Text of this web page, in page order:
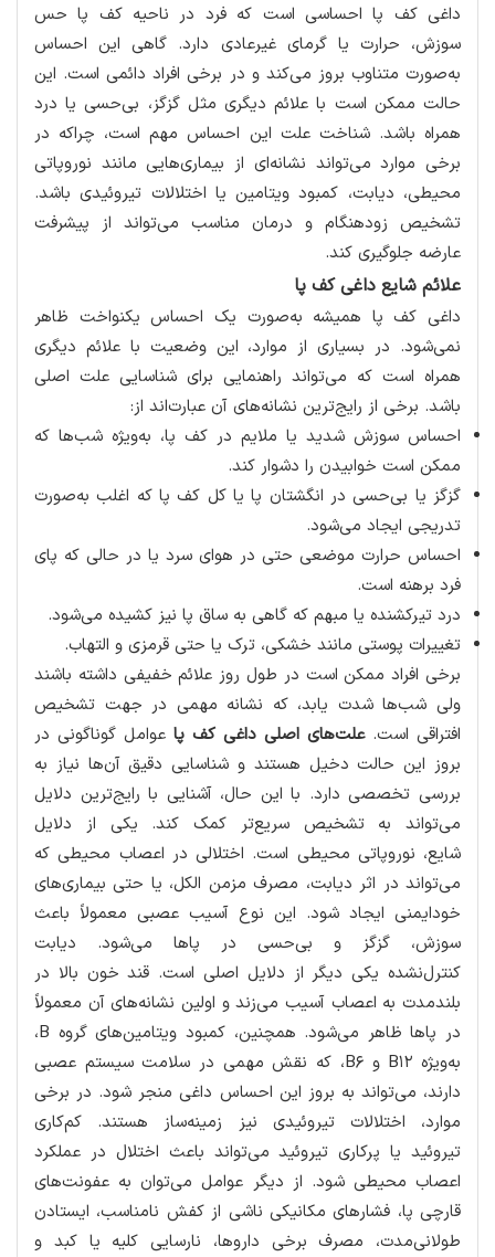
داغی کف پا احساسی است که فرد در ناحیه کف پا حس
سوزش، حرارت یا گرمای غیرعادی دارد. گاهی این احساس
به‌صورت متناوب بروز می‌کند و در برخی افراد دائمی است. این
حالت ممکن است با علائم دیگری مثل گزگز، بی‌حسی یا درد
همراه باشد. شناخت علت این احساس مهم است، چراکه در
برخی موارد می‌تواند نشانه‌ای از بیماری‌هایی مانند نوروپاتی
محیطی، دیابت، کمبود ویتامین یا اختلالات تیروئیدی باشد.
تشخیص زودهنگام و درمان مناسب می‌تواند از پیشرفت
عارضه جلوگیری کند.
علائم شایع داغی کف پا
داغی کف پا همیشه به‌صورت یک احساس یکنواخت ظاهر
نمی‌شود. در بسیاری از موارد، این وضعیت با علائم دیگری
همراه است که می‌تواند راهنمایی برای شناسایی علت اصلی
باشد. برخی از رایج‌ترین نشانه‌های آن عبارت‌اند از:
احساس سوزش شدید یا ملایم در کف پا، به‌ویژه شب‌ها که
ممکن است خوابیدن را دشوار کند.
گزگز یا بی‌حسی در انگشتان پا یا کل کف پا که اغلب به‌صورت
تدریجی ایجاد می‌شود.
احساس حرارت موضعی حتی در هوای سرد یا در حالی که پای
فرد برهنه است.
درد تیرکشنده یا مبهم که گاهی به ساق پا نیز کشیده می‌شود.
تغییرات پوستی مانند خشکی، ترک یا حتی قرمزی و التهاب.
برخی افراد ممکن است در طول روز علائم خفیفی داشته باشند
ولی شب‌ها شدت یابد، که نشانه مهمی در جهت تشخیص
افتراقی است.علت‌های اصلی داغی کف پا عوامل گوناگونی در
بروز این حالت دخیل هستند و شناسایی دقیق آن‌ها نیاز به
بررسی تخصصی دارد. با این حال، آشنایی با رایج‌ترین دلایل
می‌تواند به تشخیص سریع‌تر کمک کند. یکی از دلایل
شایع، نوروپاتی محیطی است. اختلالی در اعصاب محیطی که
می‌تواند در اثر دیابت، مصرف مزمن الکل، یا حتی بیماری‌های
خودایمنی ایجاد شود. این نوع آسیب عصبی معمولاً باعث
سوزش، گزگز و بی‌حسی در پاها می‌شود. دیابت
کنترل‌نشده یکی دیگر از دلایل اصلی است. قند خون بالا در
بلندمدت به اعصاب آسیب می‌زند و اولین نشانه‌های آن معمولاً
در پاها ظاهر می‌شود. همچنین، کمبود ویتامین‌های گروه B،
به‌ویژه B۱۲ و B۶، که نقش مهمی در سلامت سیستم عصبی
دارند، می‌تواند به بروز این احساس داغی منجر شود. در برخی
موارد، اختلالات تیروئیدی نیز زمینه‌ساز هستند. کم‌کاری
تیروئید یا پرکاری تیروئید می‌تواند باعث اختلال در عملکرد
اعصاب محیطی شود. از دیگر عوامل می‌توان به عفونت‌های
قارچی پا، فشارهای مکانیکی ناشی از کفش نامناسب، ایستادن
طولانی‌مدت، مصرف برخی داروها، نارسایی کلیه یا کبد و